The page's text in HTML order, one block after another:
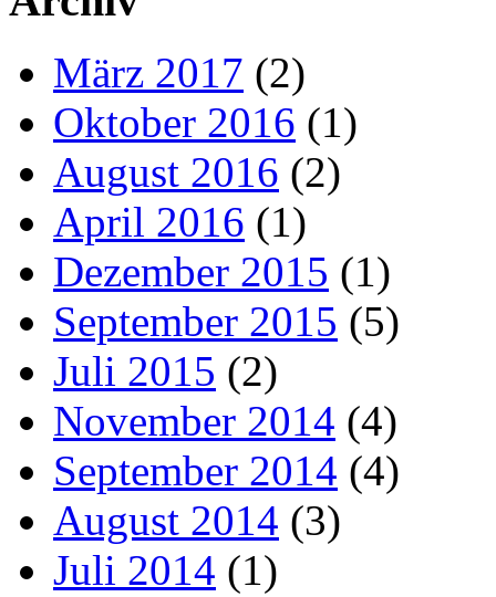
März 2017 (2)
Oktober 2016 (1)
August 2016 (2)
April 2016 (1)
Dezember 2015 (1)
September 2015 (5)
Juli 2015 (2)
November 2014 (4)
September 2014 (4)
August 2014 (3)
Juli 2014 (1)